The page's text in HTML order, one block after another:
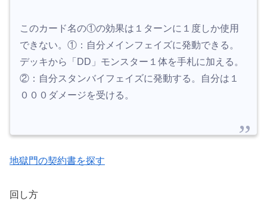
このカード名の①の効果は１ターンに１度しか使用
できない。①：自分メインフェイズに発動できる。
デッキから「DD」モンスター１体を手札に加える。
②：自分スタンバイフェイズに発動する。自分は１
０００ダメージを受ける。
地獄門の契約書を探す
回し方